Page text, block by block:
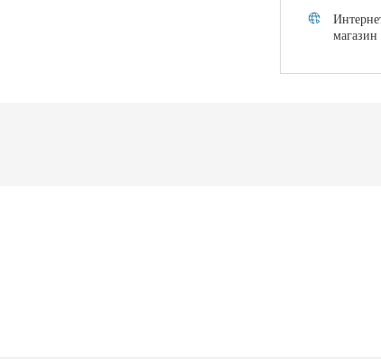
магазин